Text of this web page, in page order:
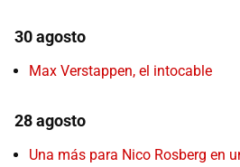
30 agosto
Max Verstappen, el intocable
28 agosto
Una más para Nico Rosberg en